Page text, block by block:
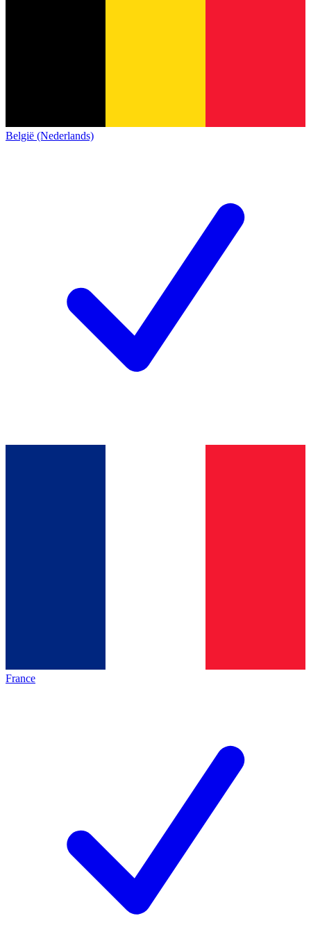
België (Nederlands)
France